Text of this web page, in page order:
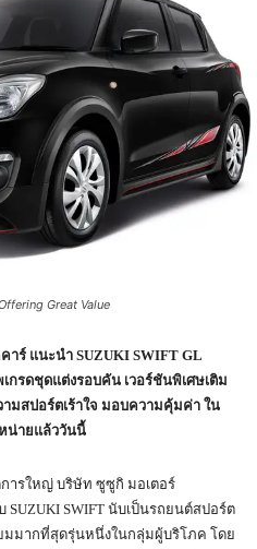
Great Value
าร์ แนะนำ SUZUKI SWIFT GL
กรดชุดแต่งรอบคัน เวอร์ชันพิเศษเติม
มสปอร์ตเร้าใจ มอบความคุ้มค่า ใน
หน่ายแล้ววันนี้
ารใหญ่ บริษัท ซูซูกิ มอเตอร์
SUZUKI SWIFT นับเป็นรถยนต์สปอร์ต
มากที่สุดรุ่นหนึ่งในกลุ่มผู้บริโภค โดย